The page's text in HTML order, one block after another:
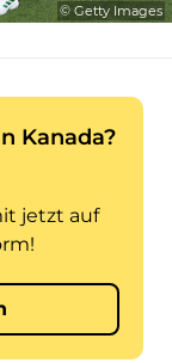
© Getty Images